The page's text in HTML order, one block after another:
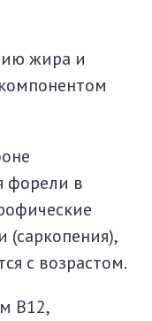
жира и
форели в
с возрастом.
B12,